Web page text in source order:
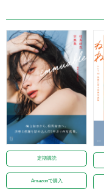
定期購読
Amazonで購入